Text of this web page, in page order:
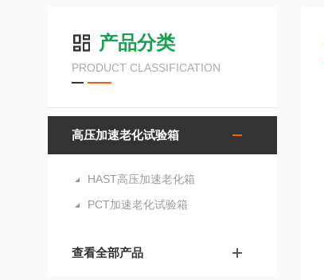
产品分类
PRODUCT CLASSIFICATION
高压加速老化试验箱
HAST高压加速老化箱
PCT加速老化试验箱
查看全部产品